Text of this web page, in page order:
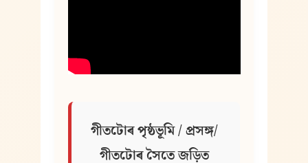
গীতটোৰ পৃষ্ঠভূমি / প্ৰসঙ্গ/
গীতটোৰ সৈতে জড়িত